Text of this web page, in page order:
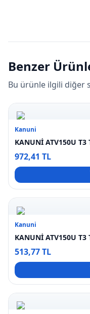
Benzer
Bu ürünle ilgili diğer
Kanuni
KANUNİ ATV150U T3
972,41 TL
Kanuni
KANUNİ ATV150U T3
513,77 TL